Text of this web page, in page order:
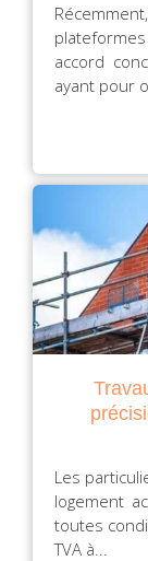
accord
ayant pour
Les
logement
toutes
TVA à...